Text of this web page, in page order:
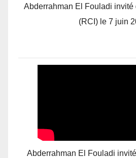
Abderrahman El Fouladi invité
(RCI) le 7 juin
Abderrahman El Fouladi